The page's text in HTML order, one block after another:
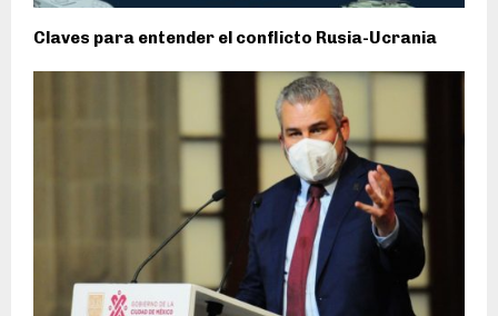
Claves para entender el conflicto Rusia-Ucrania